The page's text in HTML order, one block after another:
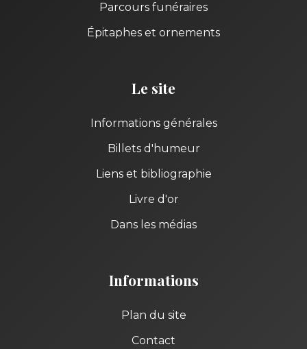
Parcours funéraires
Épitaphes et ornements
Le site
Informations générales
Billets d'humeur
Liens et bibliographie
Livre d'or
Dans les médias
Informations
Plan du site
Contact